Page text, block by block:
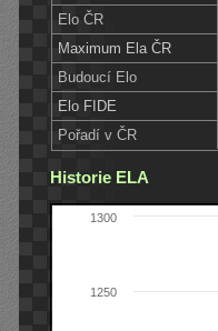
Elo ČR
Maximum Ela ČR
Budoucí Elo
Elo FIDE
Pořadí v ČR
Historie ELA
1250
1300